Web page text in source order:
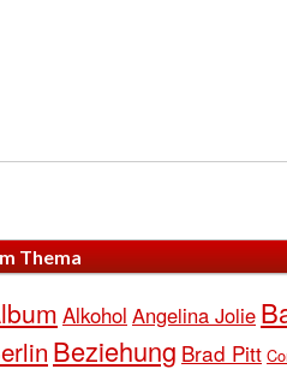
Thema
Alkohol Angelina Jolie
Beziehung Brad Pitt